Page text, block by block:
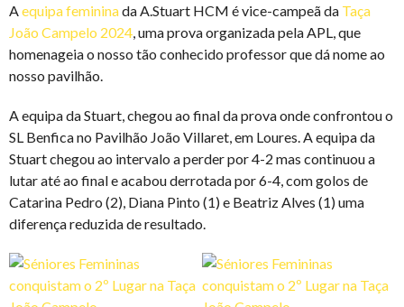
Aequipa femininada A.Stuart HCM é vice-campeã da Taça
João Campelo 2024, uma prova organizada pela APL, que
homenageia o nosso tão conhecido professor que dá nome ao
nosso pavilhão.
A equipa da Stuart, chegou ao final da prova onde confrontou o
SL Benfica no Pavilhão João Villaret, em Loures. A equipa da
Stuart chegou ao intervalo a perder por 4-2 mas continuou a
lutar até ao final e acabou derrotada por 6-4, com golos de
Catarina Pedro (2), Diana Pinto (1) e Beatriz Alves (1) uma
diferença reduzida de resultado.